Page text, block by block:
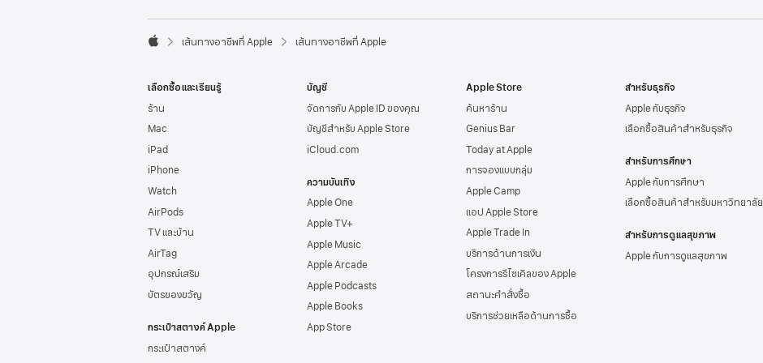
e
o
e
r

p
l
e
เส้นทางอาชีพที่ Apple เส้นทางอาชีพที่ Apple
เลือกซื้อและเรียนรู้
ร้าน
Mac
iPad
iPhone
Watch
AirPods
TV และบ้าน
AirTag
อุปกรณ์เสริม
บัตรของขวัญ
กระเป๋าสตางค์ Apple
กระเป๋าสตางค์
บัญชี
จัดการกับ Apple IDของคุณ
บัญชีสำหรับ Apple Store
iCloud.com
ความบันเทิง
Apple One
Apple TV+
Apple Music
Apple Arcade
Apple Podcasts
Apple Books
App Store
Apple Store
ค้นหาร้าน
Genius Bar
Today at Apple
การจองแบบกลุ่ม
Apple Camp
แอป Apple Store
Apple Trade In
บริการด้านการเงิน
โครงการรีไซเคิลของ Apple
สถานะคำสั่งซื้อ
บริการช่วยเหลือด้านการซื้อ
สำหรับธุรกิจ
Apple กับธุรกิจ
เลือกซื้อสินค้าสำหรับธุรกิจ
สำหรับการศึกษา
Apple กับการศึกษา
เลือกซื้อสินค้าสำหรับมหาวิทยาลัย
สำหรับการดูแลสุขภาพ
Apple กับการดูแลสุขภาพ